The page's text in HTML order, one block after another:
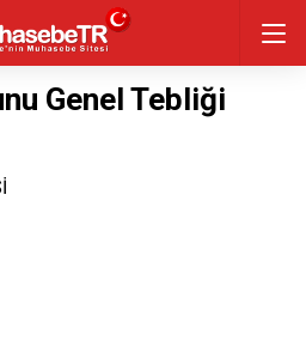
Genel Tebliği